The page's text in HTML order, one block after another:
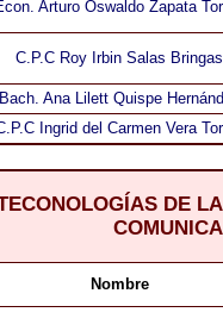
Arturo Oswaldo Zapata
C.P.C Roy Irbin Salas Bringas
Bach. Ana Lilett Quispe
Ingrid del Carmen Vera
DE
Nombre